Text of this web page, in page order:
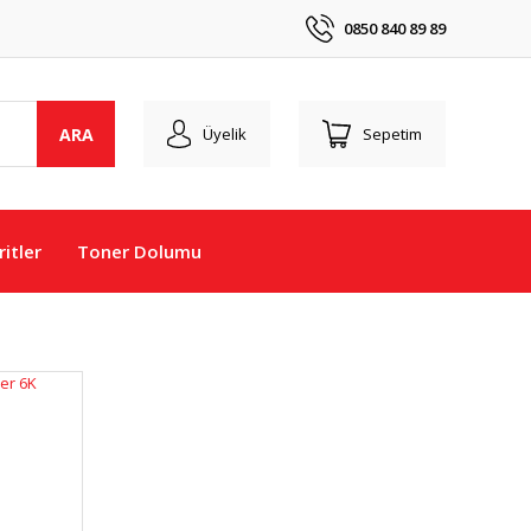
0850 840 89 89
ARA Üyelik Sepetim
Toner Dolumu